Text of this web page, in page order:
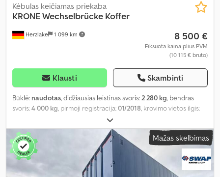
Herzlake 1 099 km
Kėbulas keičiamas priekaba
KRONEWechselbrücke Koffer
8 500 €
Fiksuota kaina plius PVM
(10 115 € bruto)
Klausti Skambinti
Būklė: naudotas, didžiausias leistinas svoris: 2 280 kg, bendras
svoris:4 000 kg , pirmoji registracija:01/2018 , krovimo vietos ilgis:
, krovinių skyriaus plotis:
aukštis:2 320 mm, krovinio erdvės tūris:20 m³, bendras plotis:
2 555 mm
2 650 mm, Gamybos metai: 2018,
Mažas skelbimas